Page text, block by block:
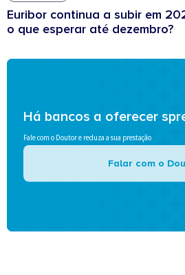
Euribor continua a subir em
o que esperar até dezembro?
Há bancos a oferecer
Fale com o Doutor e reduza a sua prestação
Falar com o